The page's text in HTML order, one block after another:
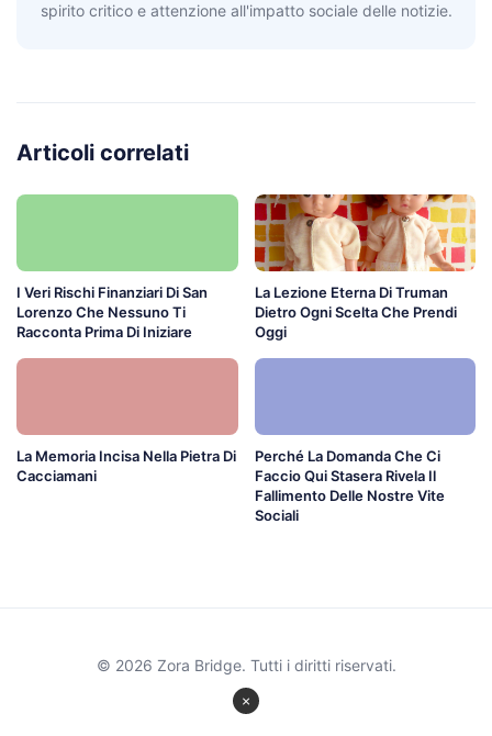
spirito critico e attenzione all'impatto sociale delle notizie.
Articoli correlati
I Veri Rischi Finanziari Di San
Lorenzo Che Nessuno Ti
Racconta Prima Di Iniziare
La Lezione Eterna Di Truman
Dietro Ogni Scelta Che Prendi
Oggi
La Memoria Incisa Nella Pietra Di
Cacciamani
Perché La Domanda Che Ci
Faccio Qui Stasera Rivela Il
Fallimento Delle Nostre Vite
Sociali
×
© 2026 Zora Bridge. Tutti i diritti riservati.